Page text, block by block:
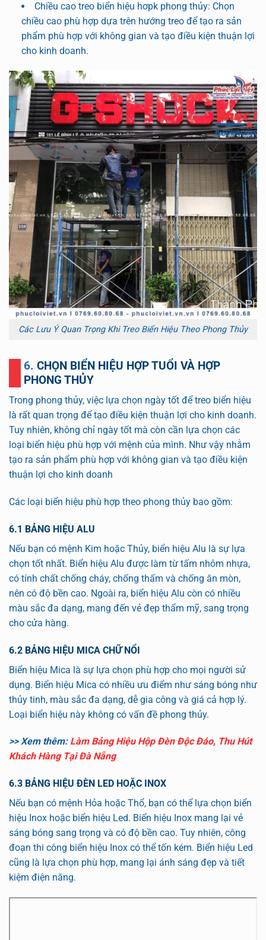
Chiều cao treo biển hiệu hơpk phong thủy: Chọn
chiều cao phù hợp dựa trên hướng treo để tạo ra sản
phẩm phù hợp với không gian và tạo điều kiện thuận lợi
cho kinh doanh.
Các Lưu Ý Quan Trọng Khi Treo Biển Hiệu Theo Phong Thủy
6. CHỌN BIỂN HIỆU HỢP TUỔI VÀ HỢP
PHONG THỦY
Trong phong thủy, việc lựa chọn ngày tốt để treo biển hiệu
là rất quan trọng để tạo điều kiện thuận lợi cho kinh doanh.
Tuy nhiên, không chỉ ngày tốt mà còn cần lựa chọn các
loại biển hiệu phù hợp với mệnh của mình. Như vậy nhằm
tạo ra sản phẩm phù hợp với không gian và tạo điều kiện
thuận lợi cho kinh doanh
Các loại biển hiệu phù hợp theo phong thủy bao gồm:
6.1 BẢNG HIỆU ALU
Nếu bạn có mệnh Kim hoặc Thủy, biển hiệu Alu là sự lựa
chọn tốt nhất. Biển hiệu Alu được làm từ tấm nhôm nhựa,
có tính chất chống cháy, chống thấm và chống ăn mòn,
nên có độ bền cao. Ngoài ra, biển hiệu Alu còn có nhiều
màu sắc đa dạng, mang đến vẻ đẹp thẩm mỹ, sang trọng
cho cửa hàng.
6.2 BẢNG HIỆU MICA CHỮ NỔI
Biển hiệu Mica là sự lựa chọn phù hợp cho mọi người sử
dụng. Biển hiệu Mica có nhiều ưu điểm như sáng bóng như
thủy tinh, màu sắc đa dạng, dễ gia công và giá cả hợp lý.
Loại biển hiệu này không có vấn đề phong thủy.
>> Xem thêm: Làm Bảng Hiệu Hộp Đèn Độc Đáo, Thu Hút
Khách Hàng Tại Đà Nẵng
6.3 BẢNG HIỆU ĐÈN LED HOẶC INOX
Nếu bạn có mệnh Hỏa hoặc Thổ, bạn có thể lựa chọn biển
hiệu Inox hoặc biển hiệu Led. Biển hiệu Inox mang lại vẻ
sáng bóng sang trọng và có độ bền cao. Tuy nhiên, công
đoạn thi công biển hiệu Inox có thể tốn kém. Biển hiệu Led
cũng là lựa chọn phù hợp, mang lại ánh sáng đẹp và tiết
kiệm điện năng.